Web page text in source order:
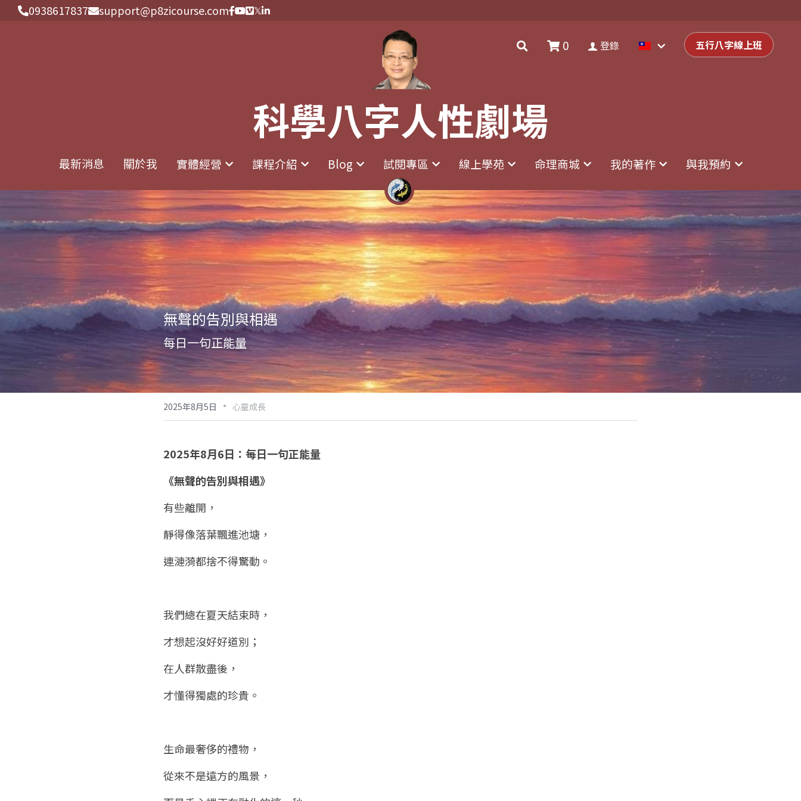
0938617837 support@p8zicourse.com
科學八字人性劇場
最新消息 關於我 實體經營 課程介紹 Blog 試閱專區 線上學苑 命理商城 我的著作 與我預約
0 登錄 五行八字線上班
0938617837 support@p8zicourse.com
科學八字人性劇場
最新消息 關於我 實體經營 課程介紹 Blog 試閱專區 線上學苑 命理商城 我的著作 與我預約
0 登錄 五行八字線上班
無聲的告別與相遇
每日一句正能量
2025年8月5日 · 心靈成長
2025年8月6日：每日一句正能量
《無聲的告別與相遇》
有些離開，
靜得像落葉飄進池塘，
連漣漪都捨不得驚動。
我們總在夏天結束時，
才想起沒好好道別；
在人群散盡後，
才懂得獨處的珍貴。
生命最奢侈的禮物，
從來不是遠方的風景，